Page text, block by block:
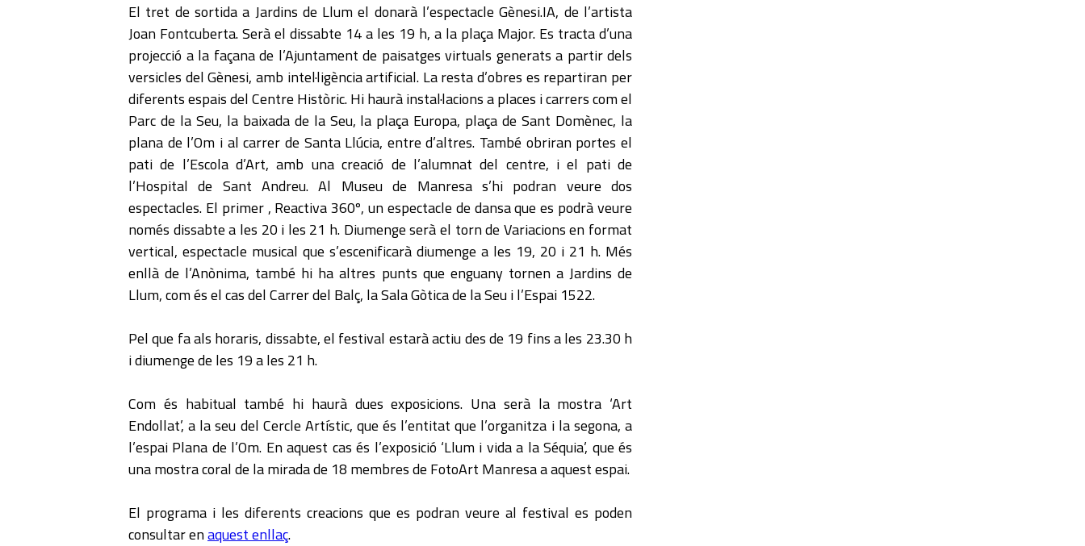
El tret de sortida a Jardins de Llum el donarà l’espectacle Gènesi.IA, de l’artista
Joan Fontcuberta. Serà el dissabte 14 a les 19 h, a la plaça Major. Es tracta d’una
projecció a la façana de l’Ajuntament de paisatges virtuals generats a partir dels
versicles del Gènesi, amb intel·ligència artificial. La resta d’obres es repartiran per
diferents espais del Centre Històric. Hi haurà instal·lacions a places i carrers com el
Parc de la Seu, la baixada de la Seu, la plaça Europa, plaça de Sant Domènec, la
plana de l’Om i al carrer de Santa Llúcia, entre d’altres. També obriran portes el
pati de l’Escola d’Art, amb una creació de l’alumnat del centre, i el pati de
l’Hospital de Sant Andreu. Al Museu de Manresa s’hi podran veure dos
espectacles. El primer , Reactiva 360º, un espectacle de dansa que es podrà veure
només dissabte a les 20 i les 21 h. Diumenge serà el torn de Variacions en format
vertical, espectacle musical que s’escenificarà diumenge a les 19, 20 i 21 h. Més
enllà de l’Anònima, també hi ha altres punts que enguany tornen a Jardins de
Llum, com és el cas del Carrer del Balç, la Sala Gòtica de la Seu i l’Espai 1522.
Pel que fa als horaris, dissabte, el festival estarà actiu des de 19 fins a les 23.30 h
i diumenge de les 19 a les 21 h.
Com és habitual també hi haurà dues exposicions. Una serà la mostra ‘Art
Endollat’, a la seu del Cercle Artístic, que és l’entitat que l’organitza i la segona, a
l’espai Plana de l’Om. En aquest cas és l’exposició ‘Llum i vida a la Séquia’, que és
una mostra coral de la mirada de 18 membres de FotoArt Manresa a aquest espai.
El programa i les diferents creacions que es podran veure al festival es poden
consultar enaquest enllaç.